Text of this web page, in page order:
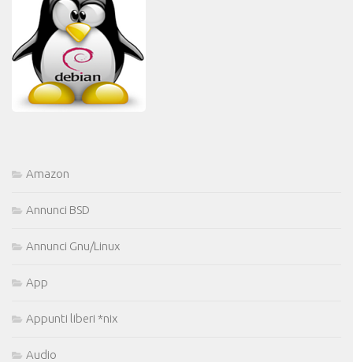
Amazon
Annunci BSD
Annunci Gnu/Linux
App
Appunti liberi *nix
Audio